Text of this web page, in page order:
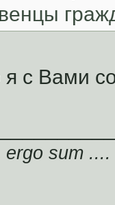
с Вами
ergo sum ....